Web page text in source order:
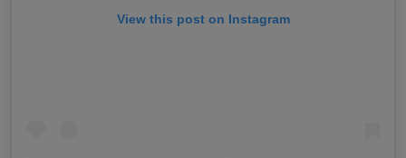
View this post on Instagram